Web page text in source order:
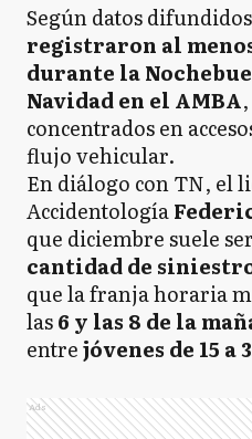
Según datos
registraron al
durante la
Navidad en el AMBA
concentrados en
flujo vehicular.
En diálogo con TN, el
Accidentología
que diciembre suele
cantidad de
que la franja horaria
las6 y las 8 de la
entrejóvenes de 15 a
Ads